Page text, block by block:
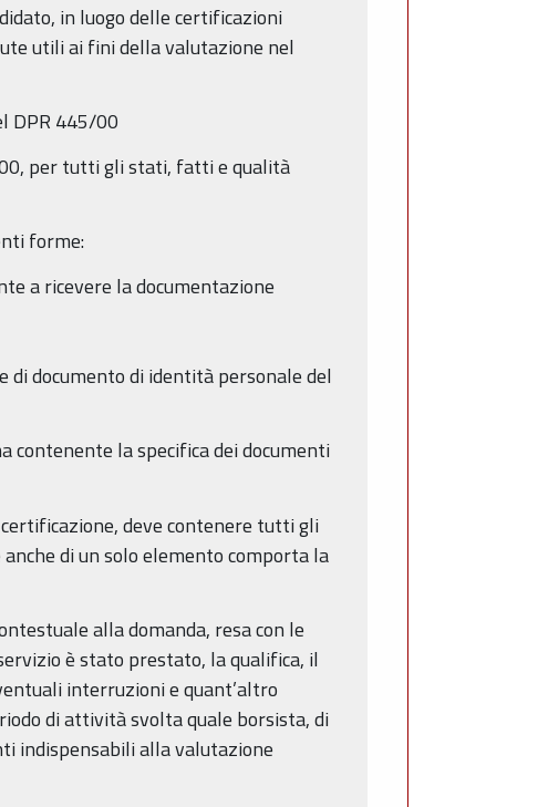
in luogo delle certificazioni
utili ai fini della valutazione nel
DPR 445/00
per tutti gli stati, fatti e qualità
forme:
a ricevere la documentazione
di documento di identità personale del
contenente la specifica dei documenti
deve contenere tutti gli
di un solo elemento comporta la
alla domanda, resa con le
è stato prestato, la qualifica, il
interruzioni e quant’altro
di attività svolta quale borsista, di
indispensabili alla valutazione